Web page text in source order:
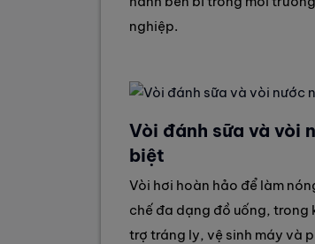
nghiệp.
Vòi đánh sữa và vòi
biệt
Vòi hơi hoàn hảo để làm
chế đa dạng đồ uống, trong
trợ tráng ly, vệ sinh máy và